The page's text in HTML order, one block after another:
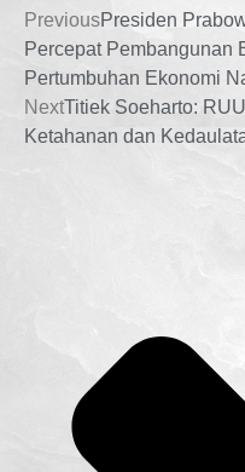
PreviousPresiden
Percepat Pembangunan
Pertumbuhan Ekonomi
NextTitiek Soeharto:
Ketahanan dan